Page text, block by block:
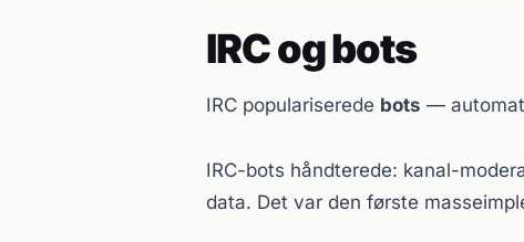
IRC og bots
IRC populariserede bots —
IRC-bots håndterede: kanal-
data. Det var den første